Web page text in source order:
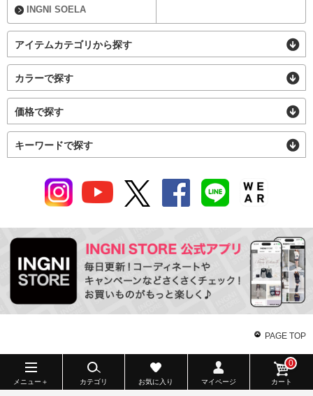
INGNI SOELA
アイテムカテゴリから探す
カラーで探す
価格で探す
キーワードで探す
PAGE TOP
メニュー＋ カテゴリ お気に入り マイページ カート
0